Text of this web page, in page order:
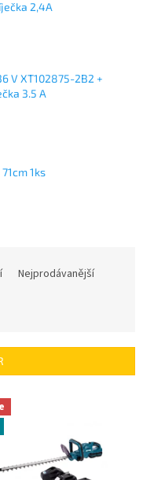
2,4A
V XT102875-2B2 +
3.5 A
71cm 1ks
Nejprodávanější